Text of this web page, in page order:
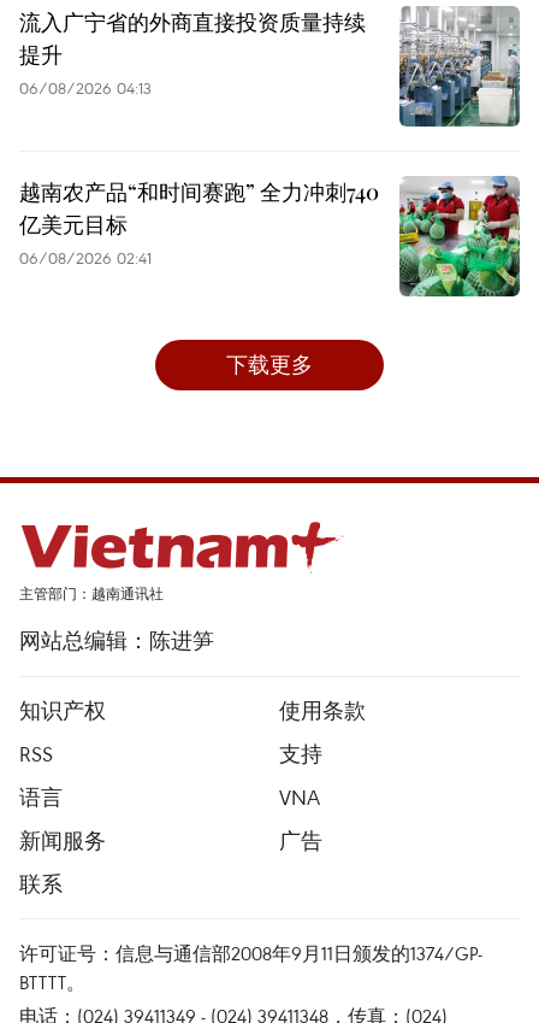
流入广宁省的外商直接投资质量持续
提升
06/08/2026 04:13
越南农产品“和时间赛跑” 全力冲刺740
亿美元目标
06/08/2026 02:41
下载更多
主管部门：越南通讯社
网站总编辑：陈进笋
知识产权
使用条款
RSS
支持
语言
VNA
新闻服务
广告
联系
许可证号：信息与通信部2008年9月11日颁发的1374/GP-
BTTTT。
电话：(024) 39411349 - (024) 39411348，传真：(024)